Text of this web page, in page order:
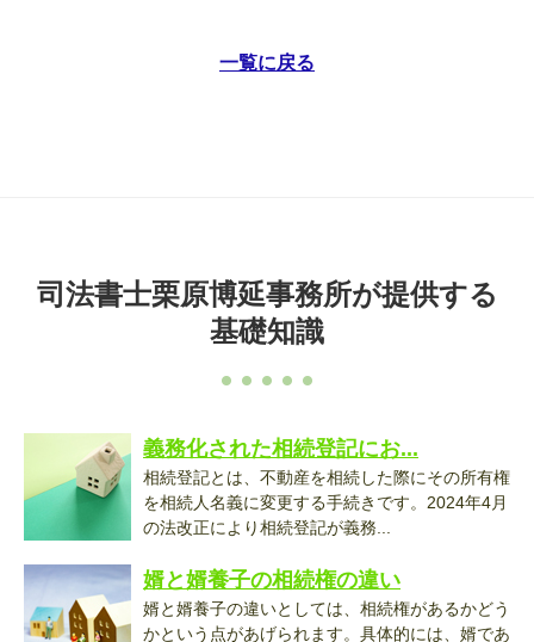
一覧に戻る
司法書士栗原博延事務所が提供する
基礎知識
義務化された相続登記にお...
相続登記とは、不動産を相続した際にその所有権
を相続人名義に変更する手続きです。2024年4月
の法改正により相続登記が義務...
婿と婿養子の相続権の違い
婿と婿養子の違いとしては、相続権があるかどう
かという点があげられます。具体的には、婿であ